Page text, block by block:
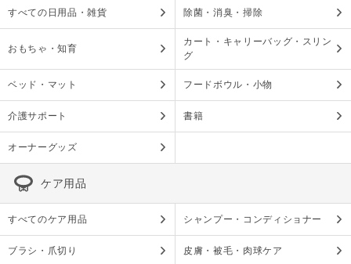
すべての日用品・雑貨 除菌・消臭・掃除
おもちゃ・知育
カート・キャリーバッグ・スリン
グ
ベッド・マット フードボウル・小物
介護サポート 書籍
オーナーグッズ
ケア用品
すべてのケア用品 シャンプー・コンディショナー
ブラシ・爪切り 皮膚・被毛・肉球ケア